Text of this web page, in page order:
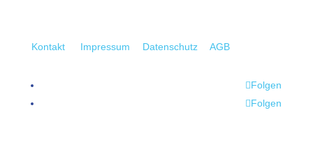
Kontakt Impressum Datenschutz AGB
Folgen
Folgen